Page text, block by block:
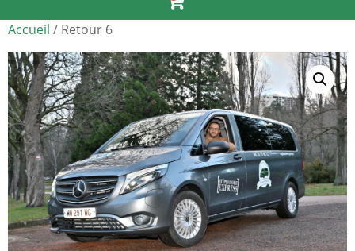
Accueil / Retour 6